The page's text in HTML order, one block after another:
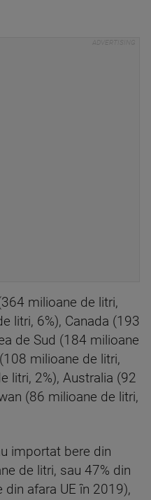
milioane de litri,
litri, 6%), Canada (193
de Sud (184 milioane
milioane de litri,
litri, 2%), Australia (92
(86 milioane de litri,
importat bere din
de litri, sau 47% din
afara UE în 2019),